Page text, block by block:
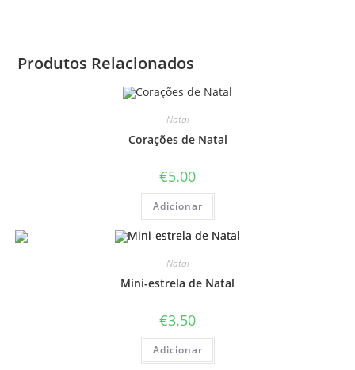
Produtos Relacionados
Natal
Corações de Natal
€5.00
Adicionar
Natal
Mini-estrela de Natal
€3.50
Adicionar